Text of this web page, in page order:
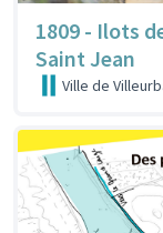
1809 - Ilots
Saint Jean
Ville de